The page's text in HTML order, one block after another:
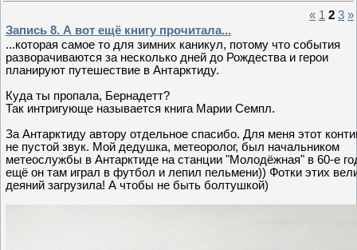
« 1 2 3 »
Запись 8. А вот ещё книгу прочитала...
...которая самое то для зимних каникул, потому что события
разворачиваются за несколько дней до Рождества и герои
планируют путешествие в Антарктиду.
Куда ты пропала, Бернадетт?
Так интригующе называется книга Марии Семпл.
За Антарктиду автору отдельное спасибо. Для меня этот
не пустой звук. Мой дедушка, метеоролог, был начальником
метеослужбы в Антарктиде на станции "Молодёжная" в 60-е
ещё он там играл в футбол и лепил пельмени)) Фотки этих
деяний загрузила! А чтобы не быть болтушкой)